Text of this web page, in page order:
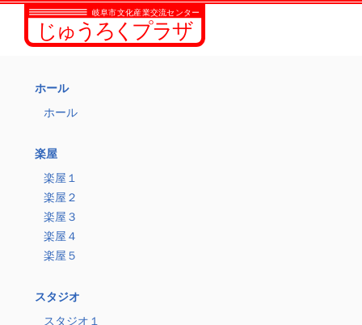
ホール
ホール
楽屋
楽屋１
楽屋２
楽屋３
楽屋４
楽屋５
スタジオ
スタジオ１